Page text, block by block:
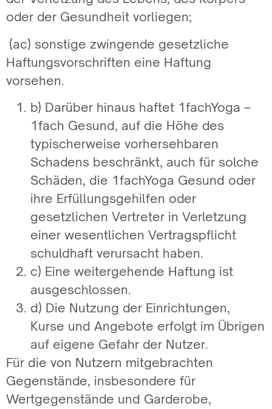
oder der Gesundheit vorliegen;
(ac) sonstige zwingende gesetzliche
Haftungsvorschriften eine Haftung
vorsehen.
b) Darüber hinaus haftet 1fachYoga –
1fach Gesund, auf die Höhe des
typischerweise vorhersehbaren
Schadens beschränkt, auch für solche
Schäden, die 1fachYoga Gesund oder
ihre Erfüllungsgehilfen oder
gesetzlichen Vertreter in Verletzung
einer wesentlichen Vertragspflicht
schuldhaft verursacht haben.
c) Eine weitergehende Haftung ist
ausgeschlossen.
d) Die Nutzung der Einrichtungen,
Kurse und Angebote erfolgt im Übrigen
auf eigene Gefahr der Nutzer.
Für die von Nutzern mitgebrachten
Gegenstände, insbesondere für
Wertgegenstände und Garderobe,